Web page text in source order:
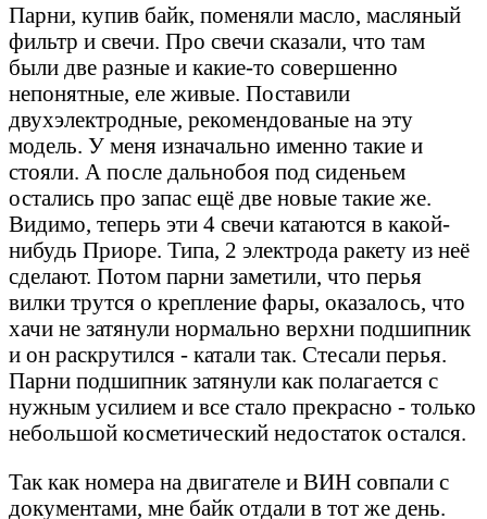
Парни, купив байк, поменяли масло, масляный
фильтр и свечи. Про свечи сказали, что там
были две разные и какие-то совершенно
непонятные, еле живые. Поставили
двухэлектродные, рекомендованые на эту
модель. У меня изначально именно такие и
стояли. А после дальнобоя под сиденьем
остались про запас ещё две новые такие же.
Видимо, теперь эти 4 свечи катаются в какой-
нибудь Приоре. Типа, 2 электрода ракету из неё
сделают. Потом парни заметили, что перья
вилки трутся о крепление фары, оказалось, что
хачи не затянули нормально верхни подшипник
и он раскрутился - катали так. Стесали перья.
Парни подшипник затянули как полагается с
нужным усилием и все стало прекрасно - только
небольшой косметический недостаток остался.
Так как номера на двигателе и ВИН совпали с
документами, мне байк отдали в тот же день.